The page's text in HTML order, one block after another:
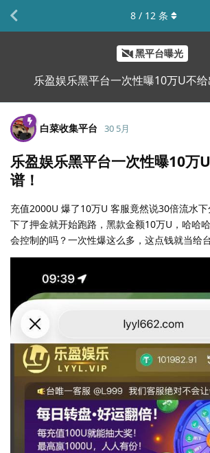
黑平台曝光
乐盈娱乐黑平台一次性曝10万U不给
8 / 12 条
白菜收集平台 30 5月
乐盈娱乐黑平台一次性曝10万
谱！
充值2000U 爆了10万U 客服竟然说30倍流水
下了押金就开始跑路，黑款金额10万U，哈哈
会控制的吗？一次性爆这么多，这点钱就当给